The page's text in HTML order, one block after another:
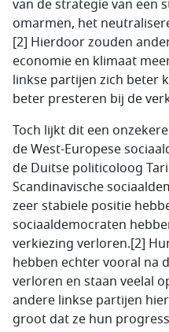
van de strategie van een
omarmen, het
[2] Hierdoor zouden
economie en klimaat
linkse partijen zich beter
beter presteren bij de
Toch lijkt dit een
de West-Europese
de Duitse politicoloog
Scandinavische
zeer stabiele positie
sociaaldemocraten
verkiezing verloren.[2]
hebben echter vooral na
verloren en staan veelal
andere linkse partijen
groot dat ze hun